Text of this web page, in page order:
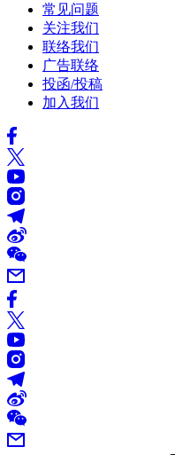
常见问题
关注我们
联络我们
广告联络
投函/投稿
加入我们